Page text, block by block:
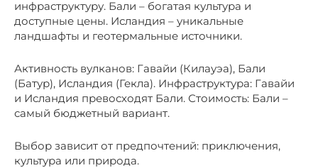
инфраструктуру. Бали – богатая культура и
доступные цены. Исландия – уникальные
ландшафты и геотермальные источники.
Активность вулканов: Гавайи (Килауэа), Бали
(Батур), Исландия (Гекла). Инфраструктура: Гавайи
и Исландия превосходят Бали. Стоимость: Бали –
самый бюджетный вариант.
Выбор зависит от предпочтений: приключения,
культура или природа.